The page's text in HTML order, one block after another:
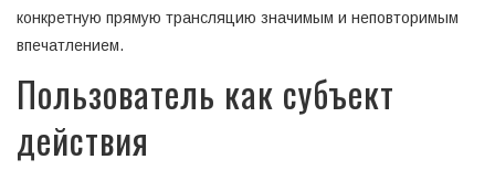
конкретную прямую трансляцию значимым и неповторимым
впечатлением.
Пользователь как субъект
действия